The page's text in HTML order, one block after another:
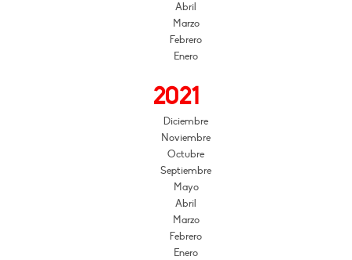
Abril
Marzo
Febrero
Enero
2021
Diciembre
Noviembre
Octubre
Septiembre
Mayo
Abril
Marzo
Febrero
Enero